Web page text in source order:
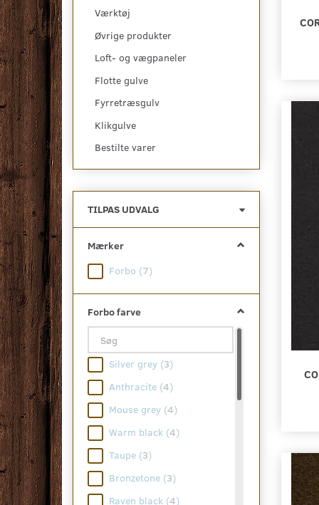
Værktøj
Øvrige produkter
Loft- og vægpaneler
Flotte gulve
Fyrretræsgulv
Klikgulve
Bestilte varer
TILPAS UDVALG
Mærker
Forbo (7)
Forbo farve
Silver grey (3)
Anthracite (4)
Mouse grey (4)
Warm black (4)
Taupe (3)
Bronzetone (3)
Raven black (4)